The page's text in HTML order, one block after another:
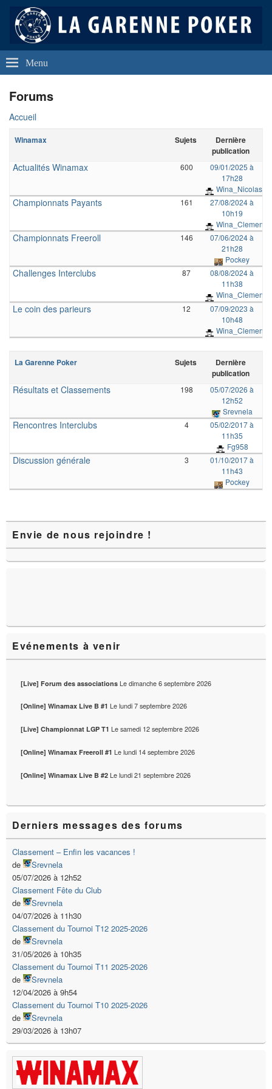
La Garenne Poker
Club de Poker de La Garenne Colombes (92250)
Menu
Forums
Accueil
Winamax Sujets
Dernière
publication
Actualités Winamax 600
09/01/2025 à
17h28
Wina_Nicolas
Championnats Payants 161
27/08/2024 à
10h19
Wina_Clement
Championnats Freeroll 146
07/06/2024 à
21h28
Pockey
Challenges Interclubs 87
08/08/2024 à
11h38
Wina_Clement
Le coin des parieurs 12
07/09/2023 à
10h48
Wina_Clement
La Garenne Poker Sujets
Dernière
publication
Résultats et Classements 198
05/07/2026 à
12h52
Srevnela
Rencontres Interclubs 4
05/02/2017 à
11h35
Fg958
Discussion générale 3
01/10/2017 à
11h43
Pockey
principale
de
widget
Envie de nous rejoindre !
Evénements à venir
[Live] Forum des associations Ledimanche 6 septembre 2026
[Online] Winamax Live B #1 Lelundi 7 septembre 2026
[Live] Championnat LGP T1 Lesamedi 12 septembre 2026
[Online] Winamax Freeroll #1 Lelundi 14 septembre 2026
[Online] Winamax Live B #2 Lelundi 21 septembre 2026
Derniers messages des forums
Classement – Enfin les vacances !
de
Srevnela
05/07/2026 à 12h52
Classement Fête du Club
de
Srevnela
04/07/2026 à 11h30
Classement du Tournoi T12 2025-2026
de
Srevnela
31/05/2026 à 10h35
Classement du Tournoi T11 2025-2026
de
Srevnela
12/04/2026 à 9h54
Classement du Tournoi T10 2025-2026
de
Srevnela
29/03/2026 à 13h07